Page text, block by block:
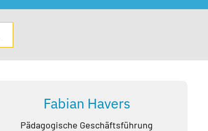
Fabian Havers
Pädagogische Geschäftsführung